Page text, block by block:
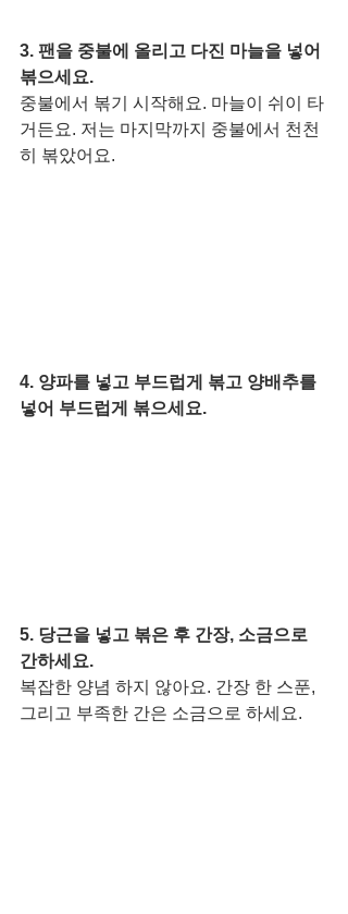
3. 팬을 중불에 올리고 다진 마늘을 넣어
볶으세요.
중불에서 볶기 시작해요. 마늘이 쉬이 타
거든요. 저는 마지막까지 중불에서 천천
히 볶았어요.
4. 양파를 넣고 부드럽게 볶고 양배추를
넣어 부드럽게 볶으세요.
5. 당근을 넣고 볶은 후 간장, 소금으로
간하세요.
복잡한 양념 하지 않아요. 간장 한 스푼,
그리고 부족한 간은 소금으로 하세요.